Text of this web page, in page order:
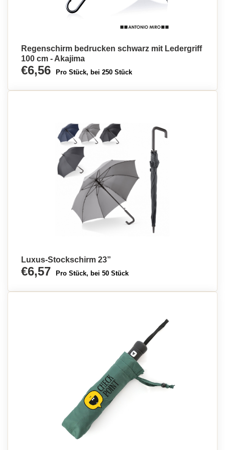
Regenschirm bedrucken schwarz mit Ledergriff
100 cm - Akajima
€6,56 Pro Stück, bei 250 Stück
Luxus-Stockschirm 23”
€6,57 Pro Stück, bei 50 Stück